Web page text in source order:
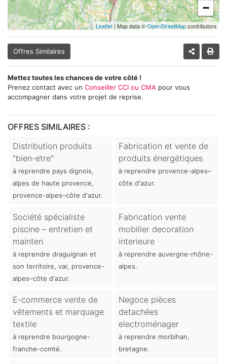
−
Leaflet | Map data ©OpenStreetMapcontributors
Offres Similaires
Mettez toutes les chances de votre côté !
Prenez contact avec un Conseiller CCI ou CMA pour vous
accompagner dans votre projet de reprise.
OFFRES SIMILAIRES :
Distribution produits
"bien-etre"
à reprendre pays dignois,
alpes de haute provence,
provence-alpes–côte d'azur.
Fabrication et vente de
produits énergétiques
à reprendre provence-alpes–
côte d'azur.
Société spécialiste
piscine – entretien et
mainten
à reprendre draguignan et
son territoire, var, provence-
alpes–côte d'azur.
Fabrication vente
mobilier decoration
interieure
à reprendre auvergne-rhône-
alpes.
E-commerce vente de
vêtements et marquage
textile
à reprendre bourgogne-
franche-comté.
Negoce pièces
detachées
electroménager
à reprendre morbihan,
bretagne.